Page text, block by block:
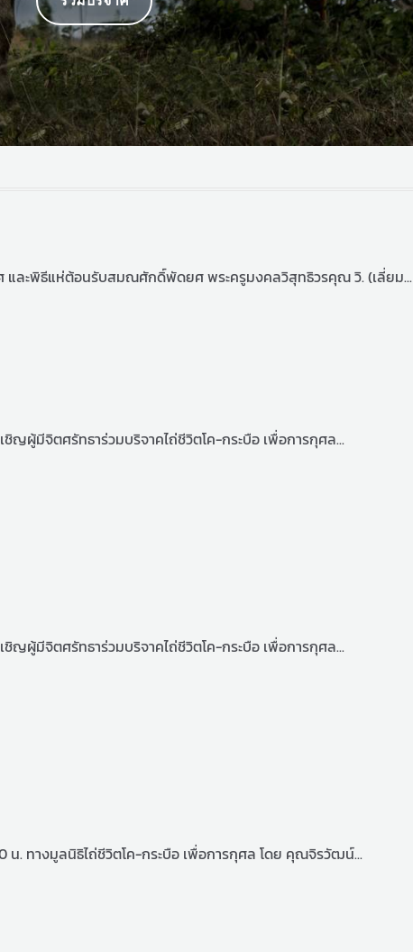
ละพิธีแห่ต้อนรับสมณศักดิ์พัดยศ พระครูมงคลวิสุทธิวรคุณ วิ. (เลี่ยม...
ญผู้มีจิตศรัทธาร่วมบริจาคไถ่ชีวิตโค-กระบือ เพื่อการกุศล...
ญผู้มีจิตศรัทธาร่วมบริจาคไถ่ชีวิตโค-กระบือ เพื่อการกุศล...
น. ทางมูลนิธิไถ่ชีวิตโค-กระบือ เพื่อการกุศล โดย คุณจิรวัฒน์...